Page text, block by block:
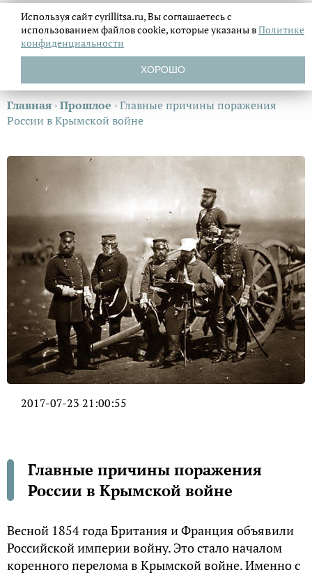
Главная ›Прошлое ›Главные причины поражения
России в Крымской войне
2017-07-23 21:00:55
Главные причины поражения
России в Крымской войне
Весной 1854 года Британия и Франция объявили
Российской империи войну. Это стало началом
коренного перелома в Крымской войне. Именно с
Используя сайт cyrillitsa.ru, Вы соглашаетесь с
использованием файловcookie, которые указаны вПолитике
конфиденциальности
ХОРОШО